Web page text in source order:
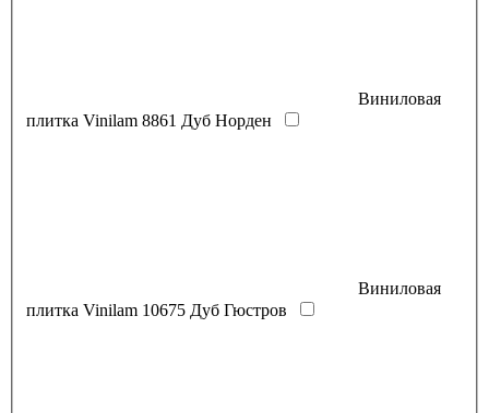
Виниловая
плитка Vinilam 8861 Дуб Норден
Виниловая
плитка Vinilam 10675 Дуб Гюстров